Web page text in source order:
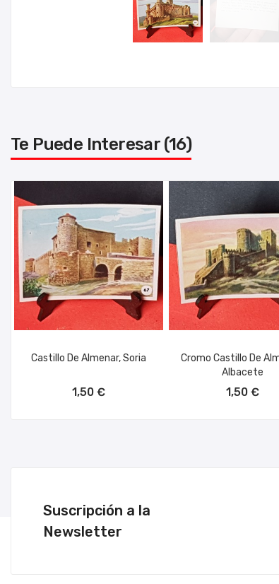
Te Puede Interesar (16)
Castillo De Almenar, Soria
1,50 €
Cromo Castillo De
Albacete
1,50 €
Suscripción a la
Newsletter